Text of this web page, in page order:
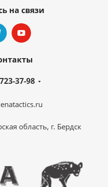
на связи
37-98
область, г. Бердск